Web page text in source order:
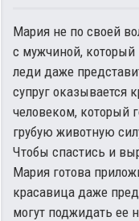
Мария не по своей
с мужчиной,
леди даже
супруг оказывается
человеком, который
грубую животную
Чтобы спастись и
Мария готова
красавица даже
могут поджидать ее